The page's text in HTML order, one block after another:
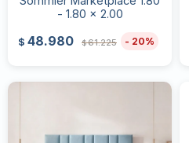
- 1.80 x 2.00
$ 48.980 $61.225 20